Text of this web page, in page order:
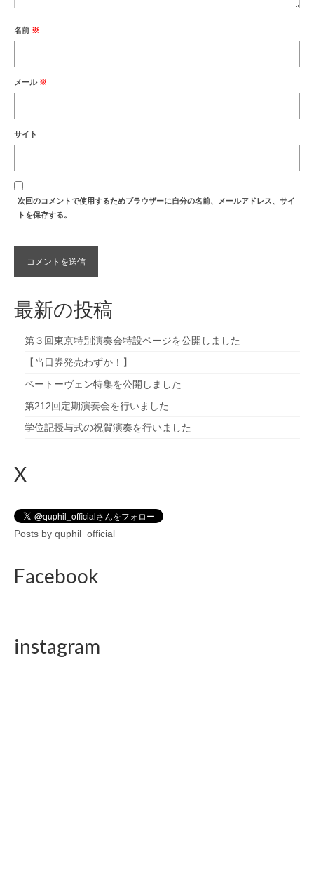
名前 ※
メール ※
サイト
次回のコメントで使用するためブラウザーに自分の名前、メールアドレス、サイ
トを保存する。
最新の投稿
第３回東京特別演奏会特設ページを公開しました
【当日券発売わずか！】
ベートーヴェン特集を公開しました
第212回定期演奏会を行いました
学位記授与式の祝賀演奏を行いました
X
Posts by quphil_official
Facebook
instagram